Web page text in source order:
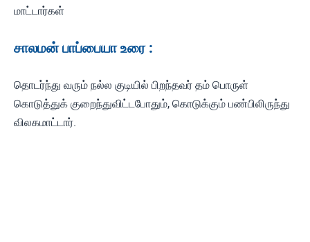
மாட்டார்கள்
சாலமன் பாப்பையா உரை :
தொடர்ந்து வரும் நல்ல குடியில் பிறந்தவர் தம் பொருள்
கொடுத்துக் குறைந்துவிட்டபோதும், கொடுக்கும் பண்பிலிருந்து
விலகமாட்டார்.